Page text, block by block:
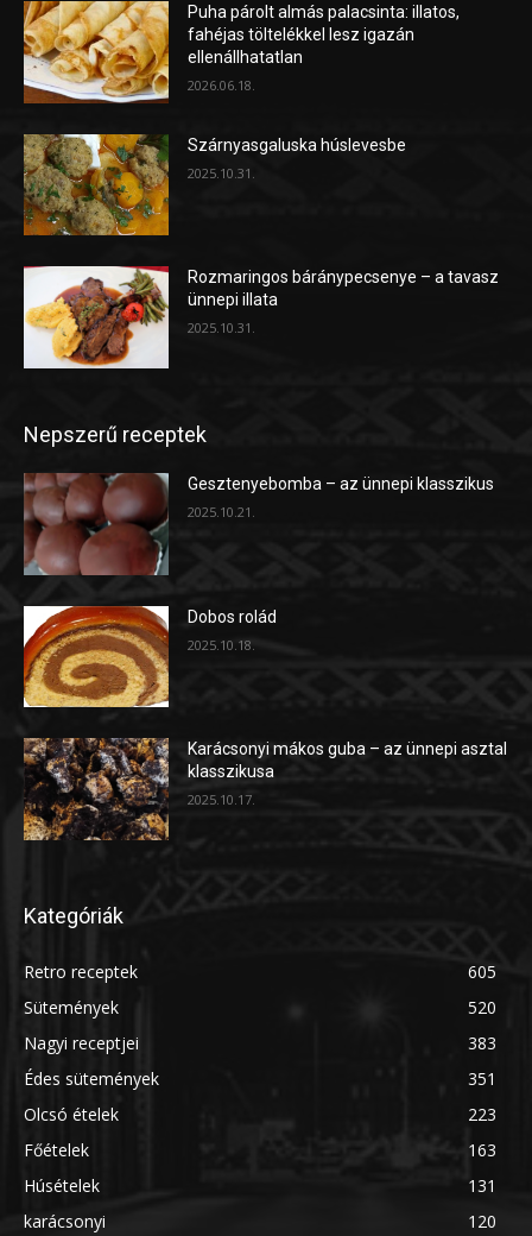
Puha párolt almás palacsinta: illatos,
fahéjas töltelékkel lesz igazán
ellenállhatatlan
2026.06.18.
Szárnyasgaluska húslevesbe
2025.10.31.
Rozmaringos báránypecsenye – a tavasz
ünnepi illata
2025.10.31.
Nepszerű receptek
Gesztenyebomba – az ünnepi klasszikus
2025.10.21.
Dobos rolád
2025.10.18.
Karácsonyi mákos guba – az ünnepi asztal
klasszikusa
2025.10.17.
Kategóriák
Retro receptek
605
Sütemények
520
Nagyi receptjei
383
Édes sütemények
351
Olcsó ételek
223
Főételek
163
Húsételek
131
karácsonyi
120